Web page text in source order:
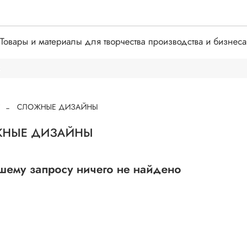
Товары и материалы для творчества производства и бизнеса
СЛОЖНЫЕ ДИЗАЙНЫ
ДИЗАЙНЫ
запросу ничего не найдено